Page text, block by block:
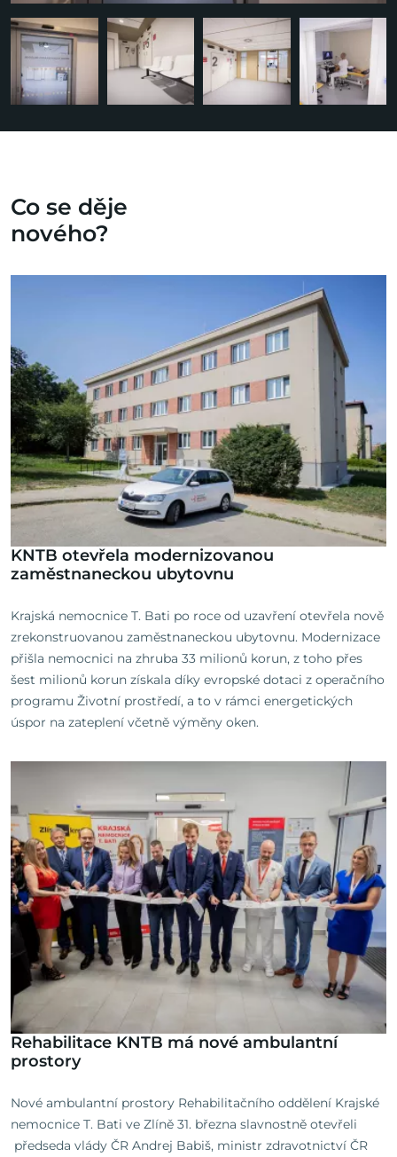
Co se děje
nového?
KNTB otevřela modernizovanou
zaměstnaneckou ubytovnu
Krajská nemocnice T. Bati po roce od uzavření otevřela nově
zrekonstruovanou zaměstnaneckou ubytovnu. Modernizace
přišla nemocnici na zhruba 33 milionů korun, z toho přes
šest milionů korun získala díky evropské dotaci z operačního
programu Životní prostředí, a to v rámci energetických
úspor na zateplení včetně výměny oken.
Rehabilitace KNTB má nové ambulantní
prostory
Nové ambulantní prostory Rehabilitačního oddělení Krajské
nemocnice T. Bati ve Zlíně 31. března slavnostně otevřeli
předseda vlády ČR Andrej Babiš, ministr zdravotnictví ČR